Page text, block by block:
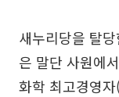
새누리당을 탈
은 말단 사원에
화학 최고경영